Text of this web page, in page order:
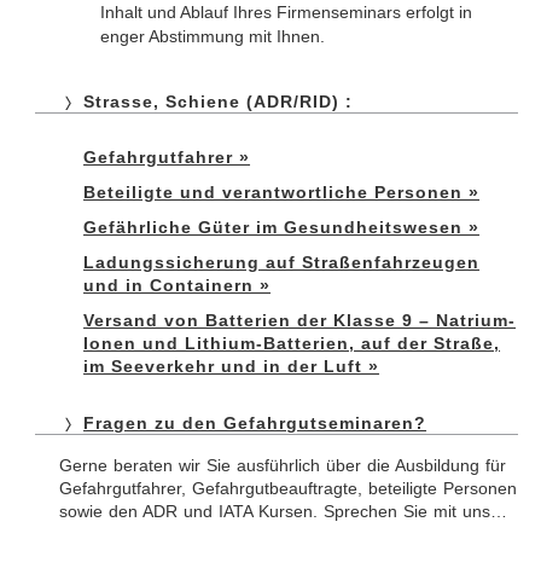
Inhalt und Ablauf Ihres Firmen­seminars erfolgt in
enger Abstimmung mit Ihnen.
Strasse, Schiene (ADR/RID) :
Gefahrgutfahrer »
Beteiligte und verantwortliche Personen »
Gefährliche Güter im Gesundheitswesen »
Ladungssicherung auf Straßenfahrzeugen
und in Containern »
Versand von Batterien der Klasse 9 – Natrium-
Ionen und Lithium-Batterien, auf der Straße,
im Seeverkehr und in der Luft »
Fragen zu den Gefahrgutseminaren?
Gerne beraten wir Sie ausführlich über die Ausbildung für
Gefahrgutfahrer, Gefahrgutbeauftragte, beteiligte Personen
sowie den ADR und IATA Kursen. Sprechen Sie mit uns…